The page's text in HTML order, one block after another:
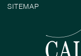
SITEMAP